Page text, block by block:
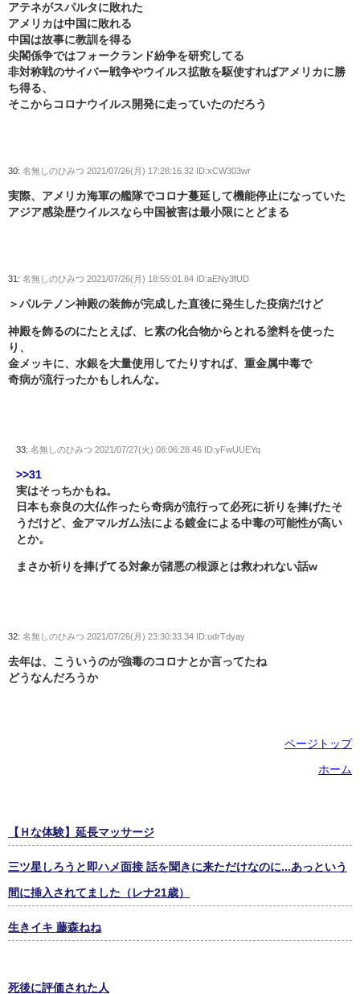
アテネがスパルタに敗れた
アメリカは中国に敗れる
中国は故事に教訓を得る
尖閣係争ではフォークランド紛争を研究してる
非対称戦のサイバー戦争やウイルス拡散を駆使すればアメリカに勝
ち得る、
そこからコロナウイルス開発に走っていたのだろう
30: 名無しのひみつ 2021/07/26(月) 17:28:16.32 ID:xCW303wr
実際、アメリカ海軍の艦隊でコロナ蔓延して機能停止になっていた
アジア感染歴ウイルスなら中国被害は最小限にとどまる
31: 名無しのひみつ 2021/07/26(月) 18:55:01.84 ID:aENy3fUD
＞パルテノン神殿の装飾が完成した直後に発生した疫病だけど
神殿を飾るのにたとえば、ヒ素の化合物からとれる塗料を使った
り、
金メッキに、水銀を大量使用してたりすれば、重金属中毒で
奇病が流行ったかもしれんな。
33: 名無しのひみつ 2021/07/27(火) 08:06:28.46 ID:yFwUUEYq
>>31
実はそっちかもね。
日本も奈良の大仏作ったら奇病が流行って必死に祈りを捧げたそ
うだけど、金アマルガム法による鍍金による中毒の可能性が高い
とか。
まさか祈りを捧げてる対象が諸悪の根源とは救われない話w
32: 名無しのひみつ 2021/07/26(月) 23:30:33.34 ID:udrTdyay
去年は、こういうのが強毒のコロナとか言ってたね
どうなんだろうか
ページトップ
ホーム
【Ｈな体験】延長マッサージ
三ツ星しろうと即ハメ面接 話を聞きに来ただけなのに...あっという
間に挿入されてました（レナ21歳）
生きイキ 藤森ねね
死後に評価された人